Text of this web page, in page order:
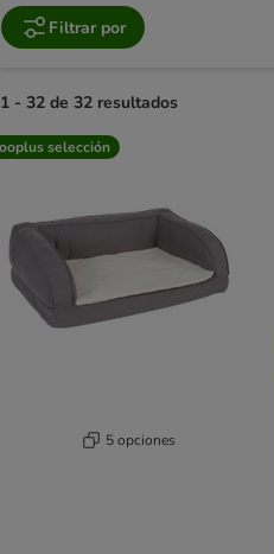
Filtrar por
1 - 32 de 32 resultados
product items have been changed
selección
5 opciones